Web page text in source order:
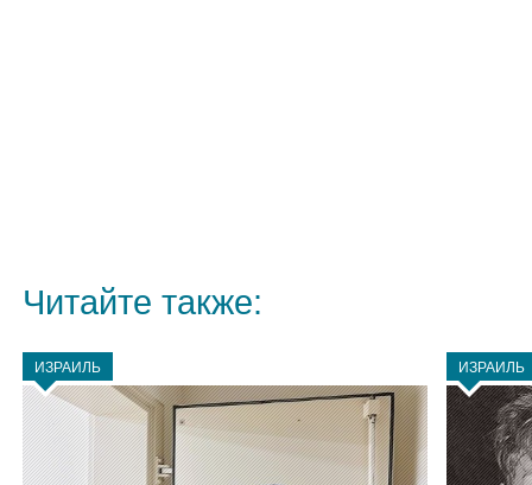
Читайте также:
ИЗРАИЛЬ ИЗРАИЛЬ